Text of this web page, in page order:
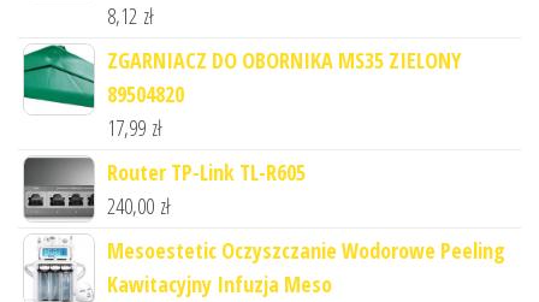
8,12 zł
ZGARNIACZ DO OBORNIKA MS35 ZIELONY
89504820
17,99 zł
Router TP-Link TL-R605
240,00 zł
Mesoestetic Oczyszczanie Wodorowe Peeling
Kawitacyjny Infuzja Meso